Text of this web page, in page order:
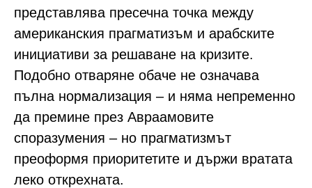
представлява пресечна точка между
американския прагматизъм и арабските
инициативи за решаване на кризите.
Подобно отваряне обаче не означава
пълна нормализация – и няма непременно
да премине през Авраамовите
споразумения – но прагматизмът
преоформя приоритетите и държи вратата
леко открехната.